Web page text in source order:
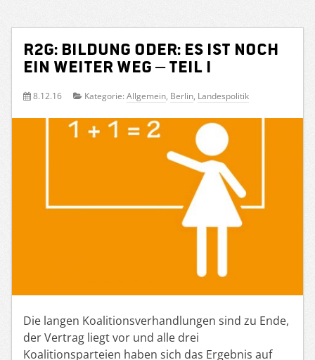
R2G: Bildung oder: Es ist noch
ein weiter Weg – Teil I
8.12.16 Kategorie: Allgemein, Berlin, Landespolitik
Die langen Koalitionsverhandlungen sind zu Ende,
der Vertrag liegt vor und alle drei
Koalitionsparteien haben sich das Ergebnis auf